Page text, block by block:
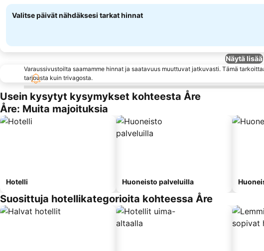
Valitse päivät nähdäksesi tarkat hinnat
Näytä lisää
Varaussivustoilta saamamme hinnat ja saatavuus muuttuvat jatkuvasti. Tämä
tarjousta kuin trivagosta.
Usein kysytyt kysymykset kohteesta Åre
Åre: Muita majoituksia
Hotelli Huoneisto palveluilla
Suosittuja hotellikategorioita kohteessa Åre